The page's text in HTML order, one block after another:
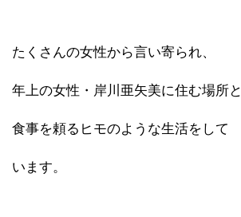
たくさんの女性から言い寄られ、
年上の女性・岸川亜矢美に住む場所と
食事を頼るヒモのような生活をして
います。